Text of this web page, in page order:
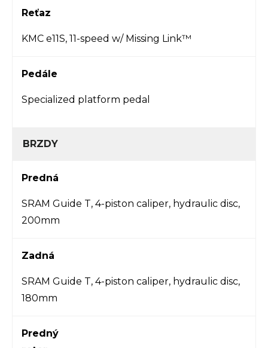
Reťaz
KMC e11S, 11-speed w/ Missing Link™
Pedále
Specialized platform pedal
BRZDY
Predná
SRAM Guide T, 4-piston caliper, hydraulic disc,
200mm
Zadná
SRAM Guide T, 4-piston caliper, hydraulic disc,
180mm
Predný